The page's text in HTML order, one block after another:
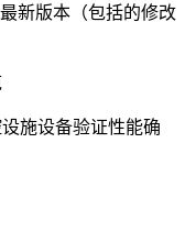
新版本（包括的修改
施设备验证性能确